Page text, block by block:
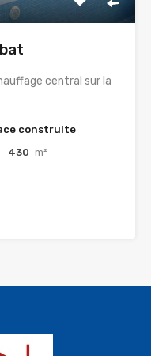
central sur la
construite
430 m²